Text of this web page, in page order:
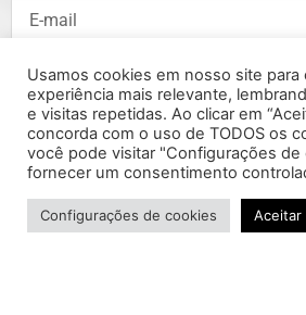
ENVIAR
Usamos cookies em nosso site para
experiência mais relevante,
e visitas repetidas. Ao clicar em
concorda com o uso de TODOS os
você pode visitar "Configurações de
fornecer um consentimento
Configurações de cookies Aceitar